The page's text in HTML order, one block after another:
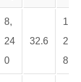
8,
24
0
32.6
1
2.
8